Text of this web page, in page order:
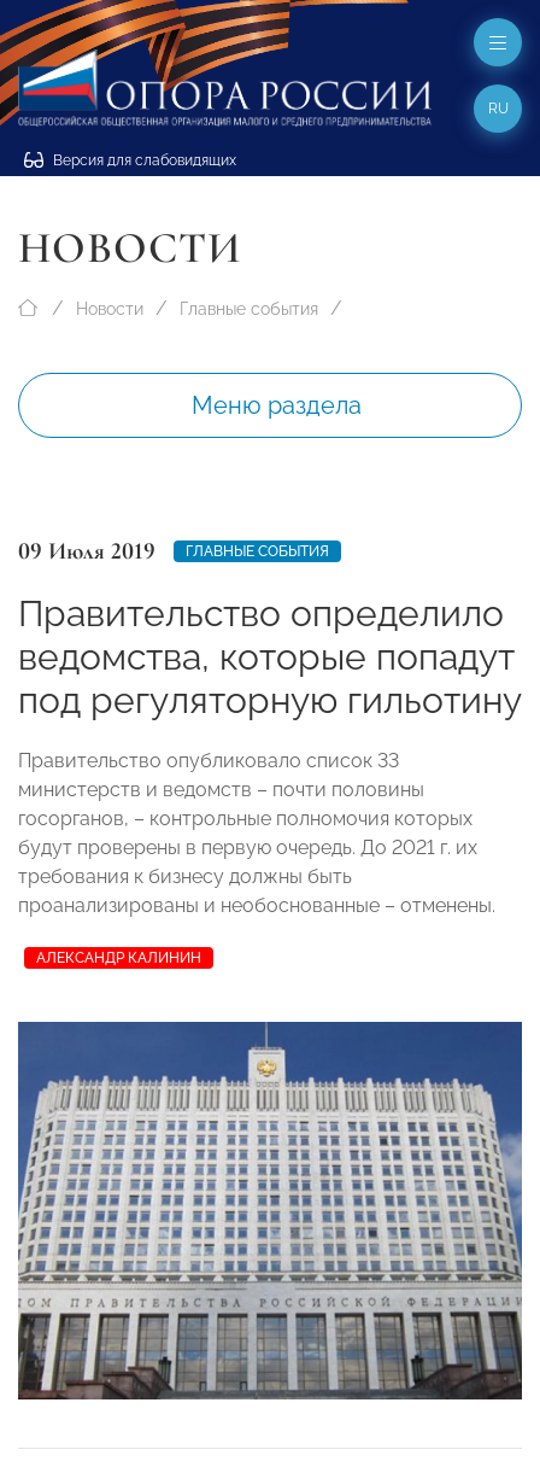
Версия для слабовидящих
RU
НОВОСТИ
Новости Главные события
Меню раздела
09 Июля 2019 ГЛАВНЫЕ СОБЫТИЯ
Правительство определило
ведомства, которые попадут
под регуляторную гильотину
Правительство опубликовало список 33
министерств и ведомств – почти половины
госорганов, – контрольные полномочия которых
будут проверены в первую очередь. До 2021 г. их
требования к бизнесу должны быть
проанализированы и необоснованные – отменены.
АЛЕКСАНДР КАЛИНИН